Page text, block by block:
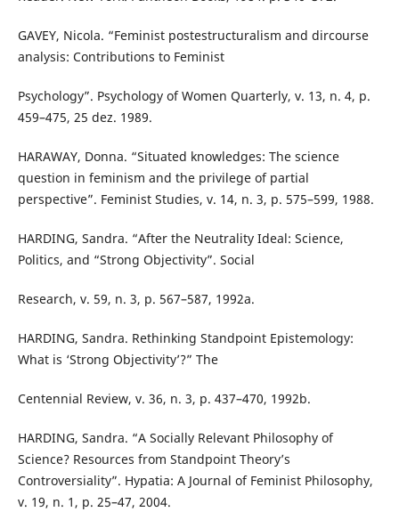
GAVEY, Nicola. “Feminist postestructuralism and dircourse
analysis: Contributions to Feminist
Psychology”. Psychology of Women Quarterly, v. 13, n. 4, p.
459–475, 25 dez. 1989.
HARAWAY, Donna. “Situated knowledges: The science
question in feminism and the privilege of partial
perspective”. Feminist Studies, v. 14, n. 3, p. 575–599, 1988.
HARDING, Sandra. “After the Neutrality Ideal: Science,
Politics, and “Strong Objectivity”. Social
Research, v. 59, n. 3, p. 567–587, 1992a.
HARDING, Sandra. Rethinking Standpoint Epistemology:
What is ‘Strong Objectivity’?” The
Centennial Review, v. 36, n. 3, p. 437–470, 1992b.
HARDING, Sandra. “A Socially Relevant Philosophy of
Science? Resources from Standpoint Theory’s
Controversiality”. Hypatia: A Journal of Feminist Philosophy,
v. 19, n. 1, p. 25–47, 2004.